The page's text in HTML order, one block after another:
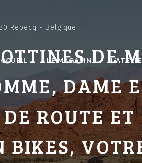
Rebecq - Belgique
LE MAGASINDE
DAME
ROUTE ET
BIKES,